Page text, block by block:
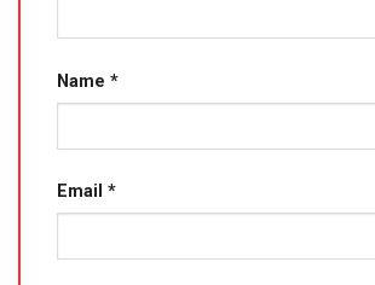
Name *
Email *